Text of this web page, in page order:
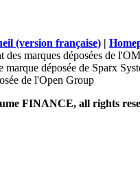
(version française) |
marques déposées de
marque déposée de Sparx
de l'Open Group
FINANCE, all rights